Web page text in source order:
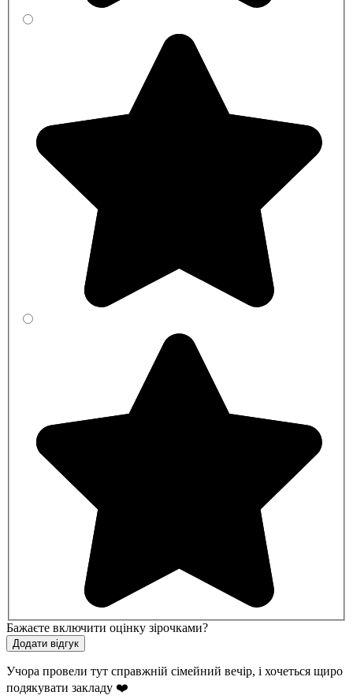
Бажаєте включити оцінку зірочками?
Учора провели тут справжній сімейний вечір, і хочеться щиро
подякувати закладу ❤️